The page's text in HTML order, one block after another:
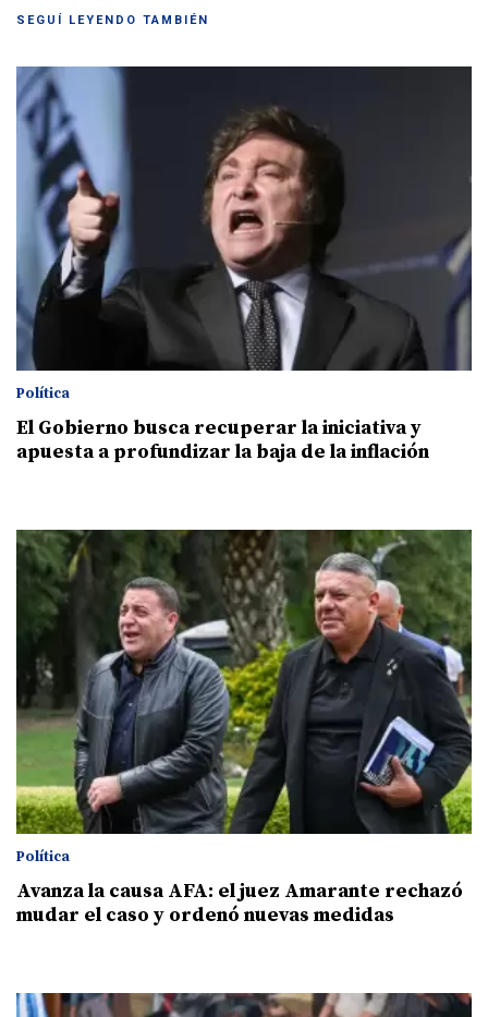
SEGUÍ LEYENDO TAMBIÉN
Política
El Gobierno busca recuperar la iniciativa y
apuesta a profundizar la baja de la inflación
Política
Avanza la causa AFA: el juez Amarante rechazó
mudar el caso y ordenó nuevas medidas